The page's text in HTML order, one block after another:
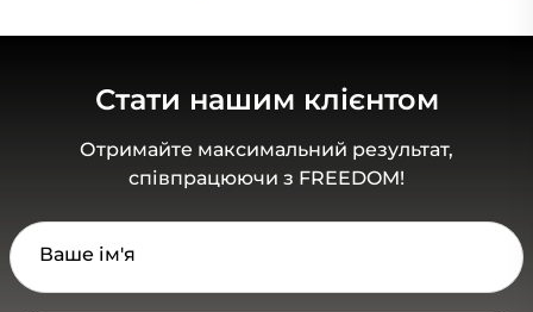
Стати нашим клієнтом
Отримайте максимальний результат,
співпрацюючи з FREEDOM!
Ваше ім'я